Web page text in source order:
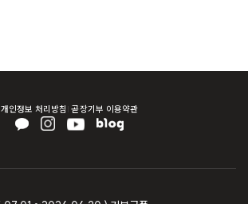
개인정보 처리방침 곧장기부 이용약관